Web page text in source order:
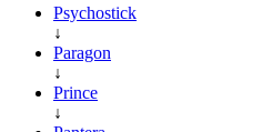
Psychostick
↓
Paragon
↓
Prince
↓